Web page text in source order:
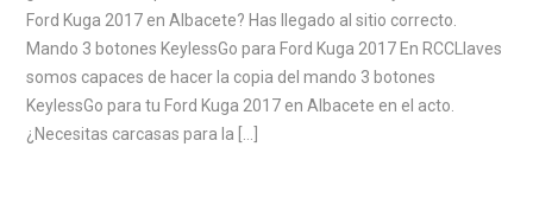
Ford Kuga 2017 en Albacete? Has llegado al sitio correcto.
Mando 3 botones KeylessGo para Ford Kuga 2017 En RCCLlaves
somos capaces de hacer la copia del mando 3 botones
KeylessGo para tu Ford Kuga 2017 en Albacete en el acto.
¿Necesitas carcasas para la […]